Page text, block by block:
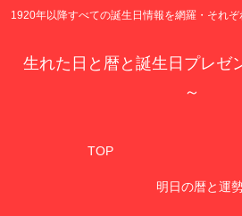
1920年以降すべての誕生日情報を網羅・それ
生れた日と暦と誕生日プレゼ
～
TOP
明日の暦と運